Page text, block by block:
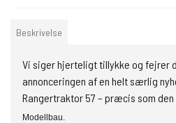
Beskrivelse
Vi siger hjerteligt tillykke og fejrer
annonceringen af en helt særlig
Rangertraktor 57 – præcis som
Modellbau.